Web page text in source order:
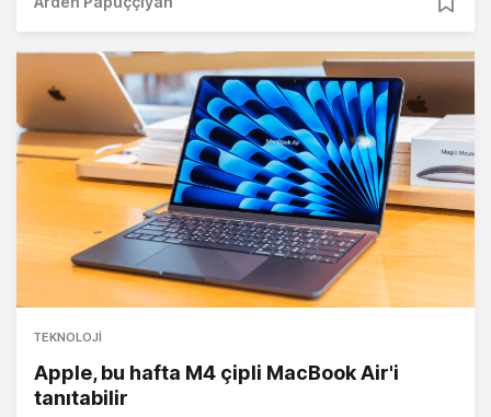
TEKNOLOJI
Apple, bu hafta M4 çipli MacBook Air'i
tanıtabilir